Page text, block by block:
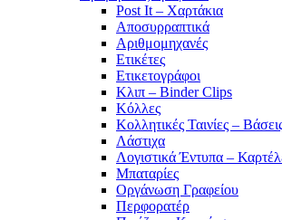
Post It – Χαρτάκια
Αποσυρραπτικά
Αριθμομηχανές
Ετικέτες
Ετικετογράφοι
Κλιπ – Binder Clips
Κόλλες
Κολλητικές Ταινίες –
Λάστιχα
Λογιστικά Έντυπα –
Μπαταρίες
Οργάνωση Γραφείου
Περφορατέρ